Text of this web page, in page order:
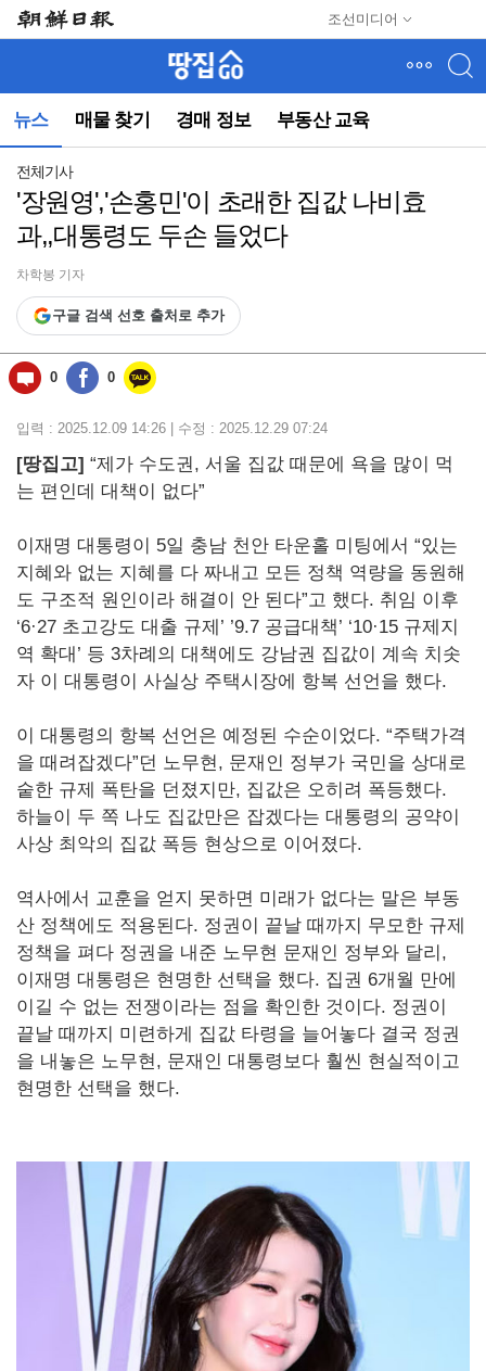
조선미디어
뉴스 매물 찾기 경매 정보 부동산 교육
뉴
(컨
동)
전체기사
'장원영','손홍민'이 초래한 집값 나비효
과,,대통령도 두손 들었다
차학봉 기자
구글 검색 선호 출처로 추가
0 0
입력 : 2025.12.09 14:26 | 수정 : 2025.12.29 07:24
[땅집고] “제가 수도권, 서울 집값 때문에 욕을 많이 먹
는 편인데 대책이 없다”
이재명 대통령이 5일 충남 천안 타운홀 미팅에서 “있는
지혜와 없는 지혜를 다 짜내고 모든 정책 역량을 동원해
도 구조적 원인이라 해결이 안 된다”고 했다. 취임 이후
‘6·27 초고강도 대출 규제’ ’9.7 공급대책’ ‘10·15 규제지
역 확대’ 등 3차례의 대책에도 강남권 집값이 계속 치솟
자 이 대통령이 사실상 주택시장에 항복 선언을 했다.
이 대통령의 항복 선언은 예정된 수순이었다. “주택가격
을 때려잡겠다”던 노무현, 문재인 정부가 국민을 상대로
숱한 규제 폭탄을 던졌지만, 집값은 오히려 폭등했다.
하늘이 두 쪽 나도 집값만은 잡겠다는 대통령의 공약이
사상 최악의 집값 폭등 현상으로 이어졌다.
역사에서 교훈을 얻지 못하면 미래가 없다는 말은 부동
산 정책에도 적용된다. 정권이 끝날 때까지 무모한 규제
정책을 펴다 정권을 내준 노무현 문재인 정부와 달리,
이재명 대통령은 현명한 선택을 했다. 집권 6개월 만에
이길 수 없는 전쟁이라는 점을 확인한 것이다. 정권이
끝날 때까지 미련하게 집값 타령을 늘어놓다 결국 정권
을 내놓은 노무현, 문재인 대통령보다 훨씬 현실적이고
현명한 선택을 했다.